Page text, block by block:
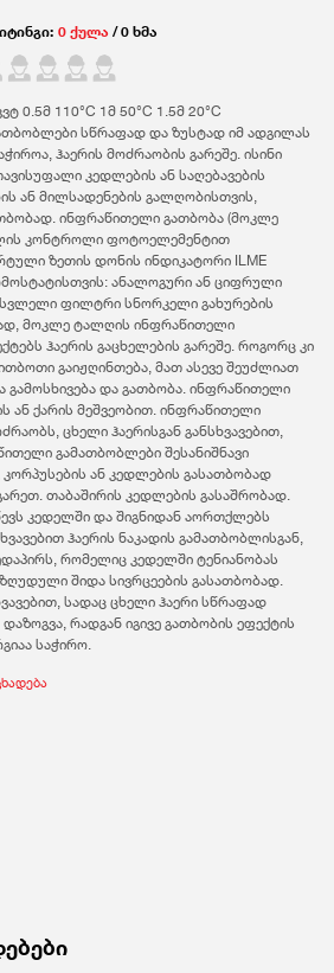
0 ქულა / 0 ხმა
0.5მ 110°C 1მ 50°C 1.5მ 20°C
სწრაფად და ზუსტად იმ ადგილას
ჰაერის მოძრაობის გარეშე. ისინი
კედლების ან საღებავების
ან მილსადენების გალღობისთვის,
ინფრაწითელი გათბობა (მოკლე
კონტროლი ფოტოელემენტით
ზეთის დონის ინდიკატორი ILME
ანალოგური ან ციფრული
ფილტრი სნორკელი გახურების
მოკლე ტალღის ინფრაწითელი
ჰაერის გაცხელების გარეშე. როგორც კი
გაიჟღინთება, მათ ასევე შეუძლიათ
გამოსხივება და გათბობა. ინფრაწითელი
ან ქარის მეშვეობით. ინფრაწითელი
ცხელი ჰაერისგან განსხვავებით,
გამათბობლები შესანიშნავი
კორპუსების ან კედლების გასათბობად
თაბაშირის კედლების გასაშრობად.
კედელში და შიგნიდან აორთქლებს
ჰაერის ნაკადის გამათბობლისგან,
რომელიც კედელში ტენიანობას
შიდა სივრცეების გასათბობად.
სადაც ცხელი ჰაერი სწრაფად
რადგან იგივე გათბობის ეფექტის
საჭირო.